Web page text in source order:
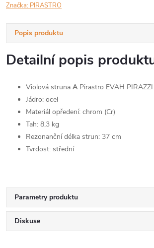
Značka: PIRASTRO
Popis produktu
Detailní popis
Violová struna A Pirastro EVAH
Jádro: ocel
Materiál opředení: chrom (Cr)
Tah: 8,3 kg
Rezonanční délka strun: 37 cm
Tvrdost: střední
Parametry produktu
Diskuse